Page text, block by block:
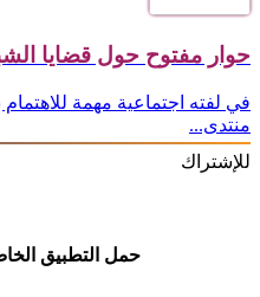
حوار مفتوح حول قضايا
في لفته اجتماعية مهمة
منتدى...
للإشتراك
حمل التطبيق